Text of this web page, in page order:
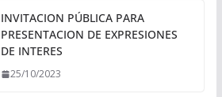
INVITACION PÚBLICA PARA
PRESENTACION DE EXPRESIONES
DE INTERES
25/10/2023